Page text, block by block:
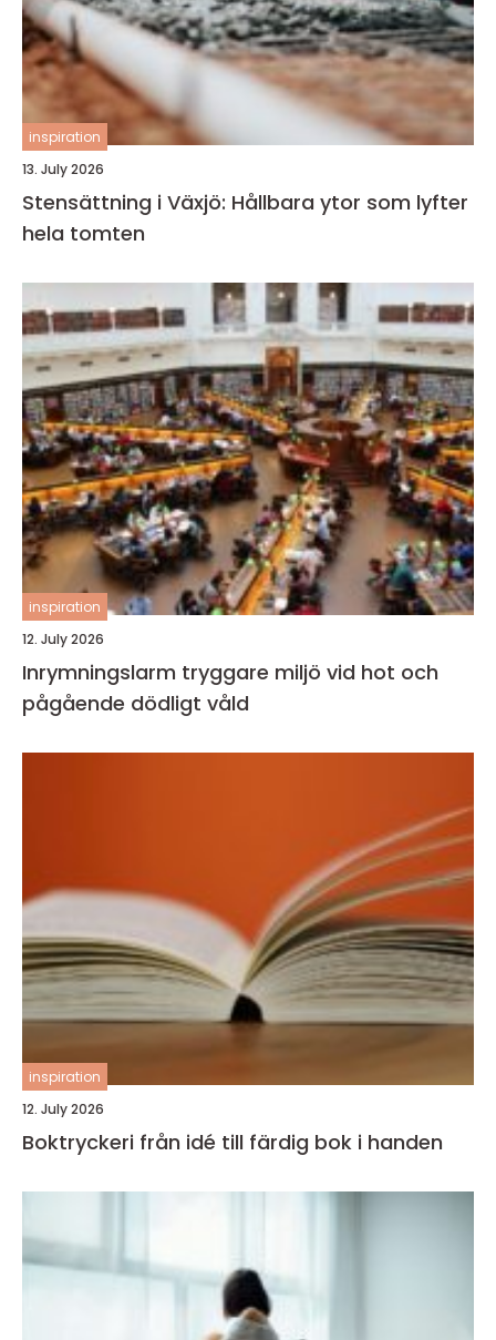
inspiration
13. July 2026
Stensättning i Växjö: Hållbara ytor som lyfter
hela tomten
inspiration
12. July 2026
Inrymningslarm tryggare miljö vid hot och
pågående dödligt våld
inspiration
12. July 2026
Boktryckeri från idé till färdig bok i handen